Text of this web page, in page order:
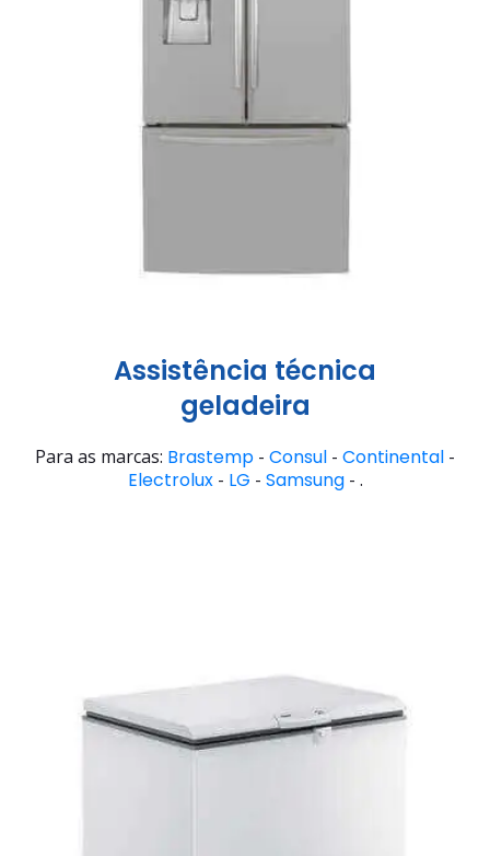
Assistência técnica
geladeira
Para as marcas: Brastemp - Consul - Continental -
Electrolux- LG - Samsung- .